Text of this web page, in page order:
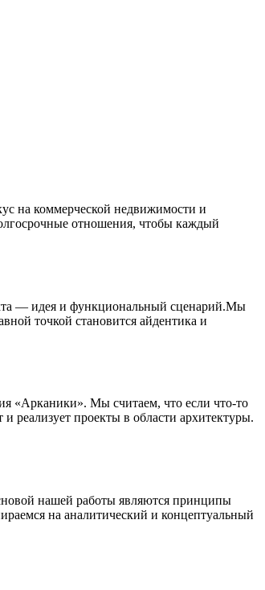
на коммерческой недвижимости и
отношения, чтобы каждый
— идея и функциональный сценарий.Мы
точкой становится айдентика и
«Арканики». Мы считаем, что если что-то
реализует проекты в области архитектуры.
нашей работы являются принципы
на аналитический и концептуальный